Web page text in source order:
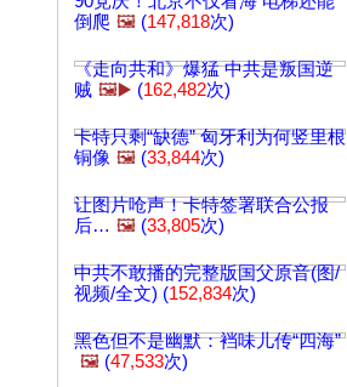
倒爬 🖼️ (147,818次)
《走向共和》爆猛 中共是叛国逆
贼 🖼️▶️ (162,482次)
卡特只剩“缺德” 匈牙利为何竖里根
铜像 🖼️ (33,844次)
让图片呛声！卡特签署联合公报
后… 🖼️ (33,805次)
中共不敢播的完整版国父原音(图/
视频/全文) (152,834次)
黑色但不是幽默：裆味儿传“四海”
🖼️ (47,533次)